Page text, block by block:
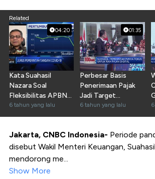
Related
04:20
Kata Suahasil
Nazara Soal
Fleksibilitas APBN
di Masa Pandemi
6 tahun yang lalu
01:35
Perbesar Basis
Penerimaan Pajak
Jadi Target
Kemenkeu di 2020
6 tahun yang lalu
Jakarta, CNBC Indonesia- Periode
disebut Wakil Menteri Keuangan,
mendorong me...
Show More